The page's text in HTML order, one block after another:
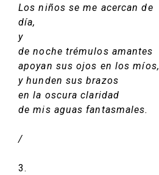
Los niños se me acercan de
día,
y
de noche trémulos amantes
apoyan sus ojos en los míos,
y hunden sus brazos
en la oscura claridad
de mis aguas fantasmales.
/
3.